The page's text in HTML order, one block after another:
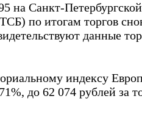
на Санкт-
по итогам торгов
данные
индексу
до 62 074 рублей за